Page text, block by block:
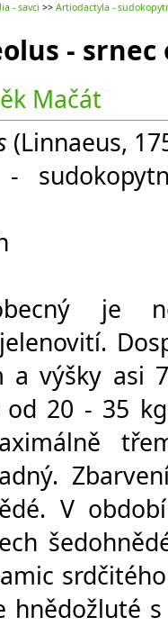
- savci >> Artiodactyla -
- srnec
Mačát
(Linnaeus,
-
je
a výšky asi
od 20 - 35
V
hnědožluté